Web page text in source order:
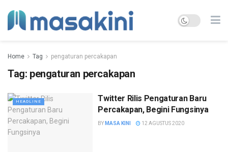
Home Tag pengaturan percakapan
Tag: pengaturan percakapan
HEADLINE
Twitter Rilis Pengaturan Baru
Percakapan, Begini Fungsinya
BY MASA KINI 12 AGUSTUS 2020